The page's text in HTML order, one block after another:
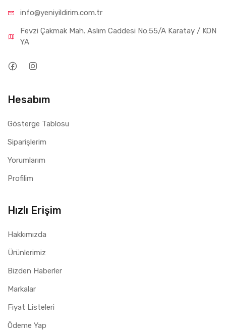
info@yeniyildirim.com.tr
Fevzi Çakmak Mah. Aslım Caddesi No:55/A Karatay / KON
YA
Hesabım
Gösterge Tablosu
Siparişlerim
Yorumlarım
Profilim
Hızlı Erişim
Hakkımızda
Ürünlerimiz
Bizden Haberler
Markalar
Fiyat Listeleri
Ödeme Yap